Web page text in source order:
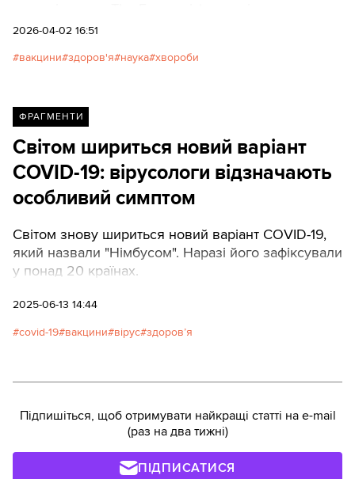
спільнота зосередилася на стратегіях, що здатні
від цілих родин вірусів.
2026-04-02 16:51
вакцини здоров'я наука хвороби
ФРАГМЕНТИ
Світом шириться новий варіант
COVID-19: вірусологи відзначають
особливий симптом
Світом знову шириться новий варіант COVID-19,
який назвали "Німбусом". Наразі його зафіксували
у понад 20 країнах.
2025-06-13 14:44
covid-19 вакцини вірус здоров’я
Підпишіться, щоб отримувати найкращі статті на e-mail
(раз на два тижні)
ПІДПИСАТИСЯ